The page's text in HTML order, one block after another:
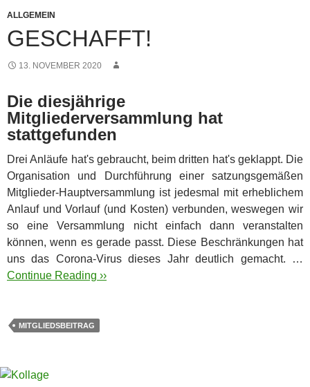
ALLGEMEIN
GESCHAFFT!
13. NOVEMBER 2020
Die diesjährige
Mitgliederversammlung hat
stattgefunden
Drei Anläufe hat's gebraucht, beim dritten hat's geklappt. Die
Organisation und Durchführung einer satzungsgemäßen
Mitglieder-Hauptversammlung ist jedesmal mit erheblichem
Anlauf und Vorlauf (und Kosten) verbunden, weswegen wir
so eine Versammlung nicht einfach dann veranstalten
können, wenn es gerade passt. Diese Beschränkungen hat
uns das Corona-Virus dieses Jahr deutlich gemacht. …
Continue Reading ››
MITGLIEDSBEITRAG